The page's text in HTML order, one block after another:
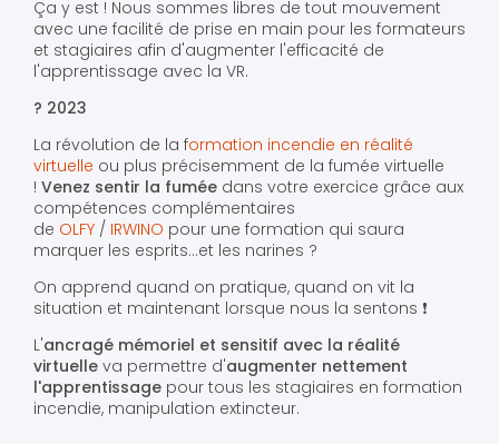
Ça y est ! Nous sommes libres de tout mouvement
avec une facilité de prise en main pour les formateurs
et stagiaires afin d'augmenter l'efficacité de
l'apprentissage avec la VR.
? 2023
La révolution de la formation incendie en réalité
virtuelle ou plus précisemment de la fumée virtuelle
! Venez sentir la fumée dans votre exercice grâce aux
compétences complémentaires
de OLFY / IRWINO pour une formation qui saura
marquer les esprits...et les narines ?
On apprend quand on pratique, quand on vit la
situation et maintenant lorsque nous la sentons ❗️
L'ancragé mémoriel et sensitif avec la réalité
virtuelle va permettre d'augmenter nettement
l'apprentissage pour tous les stagiaires en formation
incendie, manipulation extincteur.